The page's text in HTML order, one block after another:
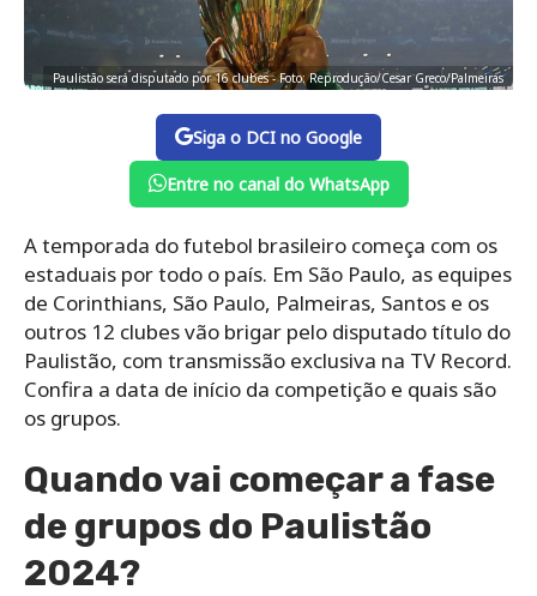
Paulistão será disputado por 16 clubes - Foto: Reprodução/Cesar Greco/Palmeiras
Siga o DCI no Google
Entre no canal do WhatsApp
A temporada do futebol brasileiro começa com os
estaduais por todo o país. Em São Paulo, as equipes
de Corinthians, São Paulo, Palmeiras, Santos e os
outros 12 clubes vão brigar pelo disputado título do
Paulistão, com transmissão exclusiva na TV Record.
Confira a data de início da competição e quais são
os grupos.
Quando vai começar a fase
de grupos do Paulistão
2024?